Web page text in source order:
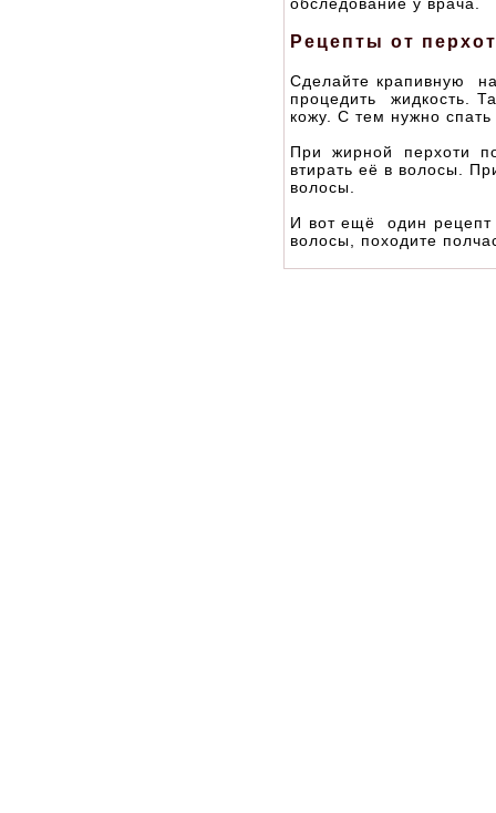
Рецепты от
Сделайте крапивную
процедить жидкость.
кожу. С тем нужно
При жирной перхоти
втирать её в волосы.
волосы.
И вот ещё один рецепт
волосы, походите